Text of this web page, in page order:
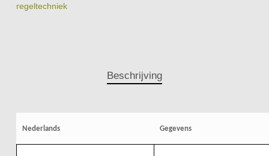
regeltechniek
Beschrijving
Nederlands Gegevens